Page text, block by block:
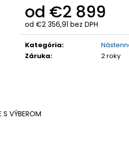
od €2 899
od €2 356,91 bez DPH
Jednotková
cena:
Kategória:
Záruka: 2 roky
VÝBEROM